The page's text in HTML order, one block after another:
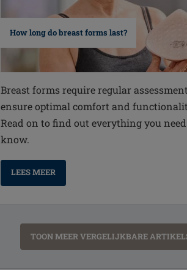
How long do breast forms last?
Breast forms require regular
ensure optimal comfort and
Read on to find out everything you
know.
LEES MEER
TOON MEER VERGELIJKBARE